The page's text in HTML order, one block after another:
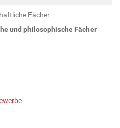
Fächer
und philosophische Fächer